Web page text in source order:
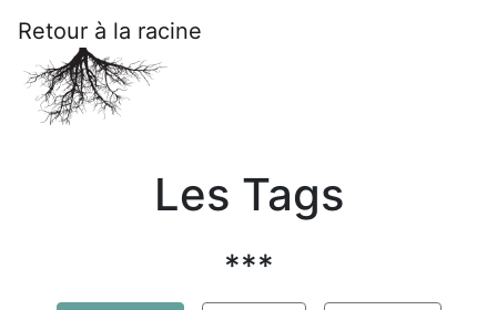
Retour à la racine
Les Tags
***